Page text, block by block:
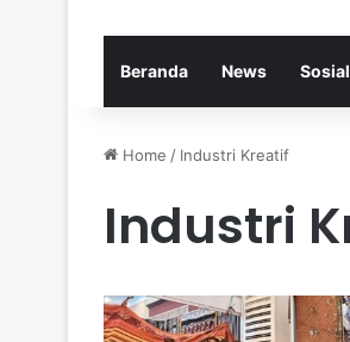
Beranda News Sosial
Home / Industri Kreatif
Industri